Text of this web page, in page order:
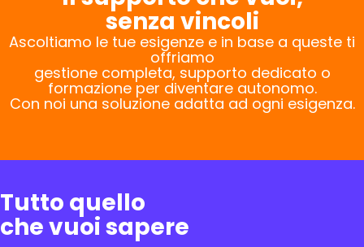
senza vincoli
Ascoltiamo le tue esigenze e in base a queste ti
offriamo
gestione completa, supporto dedicato o
formazione per diventare autonomo.
Con noi una soluzione adatta ad ogni esigenza.
Tutto quello
che vuoi sapere